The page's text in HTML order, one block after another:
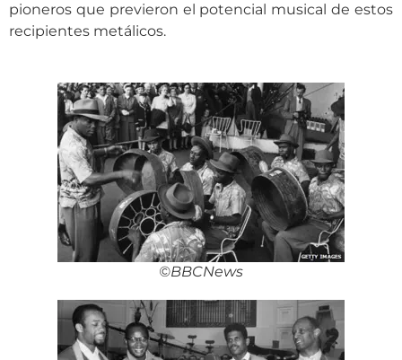
pioneros que previeron el potencial musical de estos
recipientes metálicos.
©BBCNews